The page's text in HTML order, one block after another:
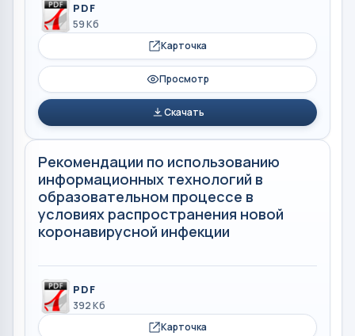
PDF
59 Кб
Карточка
Просмотр
Скачать
Рекомендации по использованию
информационных технологий в
образовательном процессе в
условиях распространения новой
коронавирусной инфекции
PDF
392 Кб
Карточка